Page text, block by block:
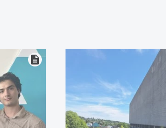
description